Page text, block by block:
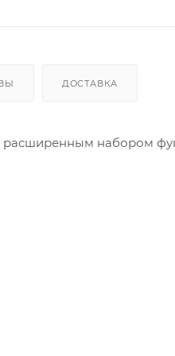
ДОСТАВКА
расширенным набором